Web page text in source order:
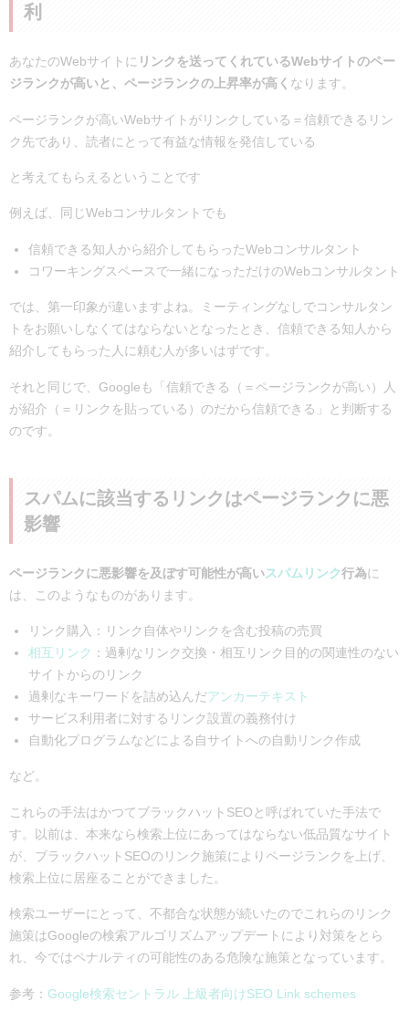
利
あなたのWebサイトに リンクを送ってくれているWebサイトのペー
ジランクが高いと、ページランクの上昇率が高く なります。
ページランクが高いWebサイトがリンクしている＝信頼できるリン
ク先であり、読者にとって有益な情報を発信している
と考えてもらえるということです
例えば、同じWebコンサルタントでも
信頼できる知人から紹介してもらったWebコンサルタント
コワーキングスペースで一緒になっただけのWebコンサルタント
では、第一印象が違いますよね。ミーティングなしでコンサルタン
トをお願いしなくてはならないとなったとき、信頼できる知人から
紹介してもらった人に頼む人が多いはずです。
それと同じで、Googleも「信頼できる（＝ページランクが高い）人
が紹介（＝リンクを貼っている）のだから信頼できる」と判断する
のです。
スパムに該当するリンクはページランクに悪
影響
ページランクに悪影響を及ぼす可能性が高いスパムリンク行為に
は、このようなものがあります。
リンク購入：リンク自体やリンクを含む投稿の売買
相互リンク ：過剰なリンク交換・相互リンク目的の関連性のない
サイトからのリンク
過剰なキーワードを詰め込んだアンカーテキスト
サービス利用者に対するリンク設置の義務付け
自動化プログラムなどによる自サイトへの自動リンク作成
など。
これらの手法はかつてブラックハットSEOと呼ばれていた手法で
す。以前は、本来なら検索上位にあってはならない低品質なサイト
が、ブラックハットSEOのリンク施策によりページランクを上げ、
検索上位に居座ることができました。
検索ユーザーにとって、不都合な状態が続いたのでこれらのリンク
施策はGoogleの検索アルゴリズムアップデートにより対策をとら
れ、今ではペナルティの可能性のある危険な施策となっています。
参考： Google検索セントラル 上級者向けSEO Link schemes